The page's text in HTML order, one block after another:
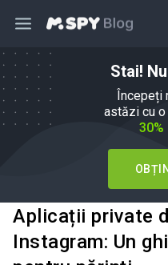
Stai!
Începeți
astăzi cu
30%
Aplicații private
Instagram: Un